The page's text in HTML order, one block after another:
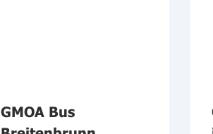
GMOA Bus